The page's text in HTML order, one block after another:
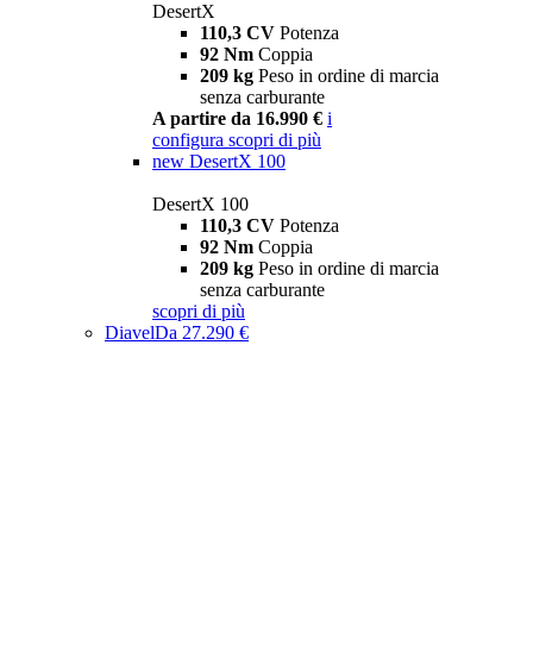
DesertX
110,3 CV Potenza
92 Nm Coppia
209 kg Peso in ordine di marcia
senza carburante
A partire da 16.990 € i
configura scopri di più
new DesertX 100
DesertX 100
110,3 CV Potenza
92 Nm Coppia
209 kg Peso in ordine di marcia
senza carburante
scopri di più
DiavelDa 27.290 €